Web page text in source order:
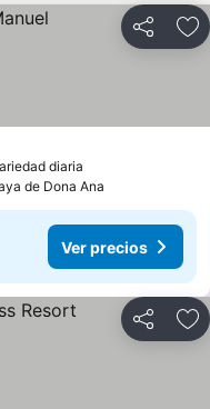
Compartir
diaria
de Dona Ana
Ver precios
Compartir